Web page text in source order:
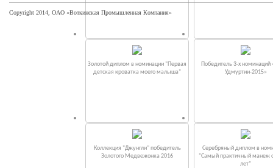
Золотой диплом в номинации "Первая
детская кроватка моего малыша"
Победитель 3-х номинаций
Удмуртии-2015»
Коллекция "Джунгли" победитель
Золотого Медвежонка 2016
Серебряный диплом в
"Самый практичный манеж
лет"
Copyright 2014, ОАО «Воткинская Промышленная Компания»